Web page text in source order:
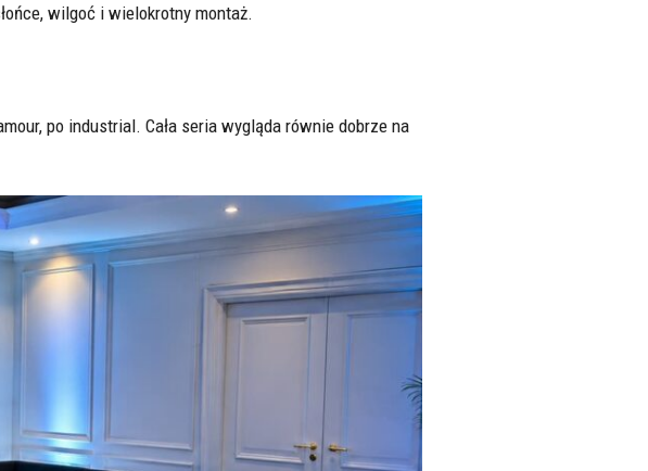
wilgoć i wielokrotny montaż.
po industrial. Cała seria wygląda równie dobrze na